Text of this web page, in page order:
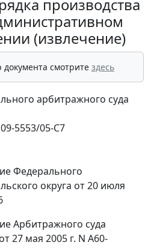
производства
(извлечение)
смотрите здесь
арбитражного суда
5553/05-С7
Федерального
округа от 20 июля
Арбитражного суда
27 мая 2005 г. N А60-